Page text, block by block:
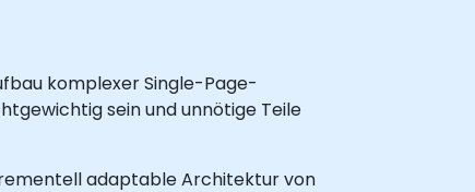
komplexer Single-Page-
sein und unnötige Teile
adaptable Architektur von